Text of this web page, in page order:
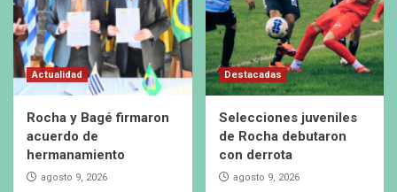
Actualidad
Rocha y Bagé firmaron
acuerdo de
hermanamiento
agosto 9, 2026
Destacadas
Selecciones juveniles
de Rocha debutaron
con derrota
agosto 9, 2026